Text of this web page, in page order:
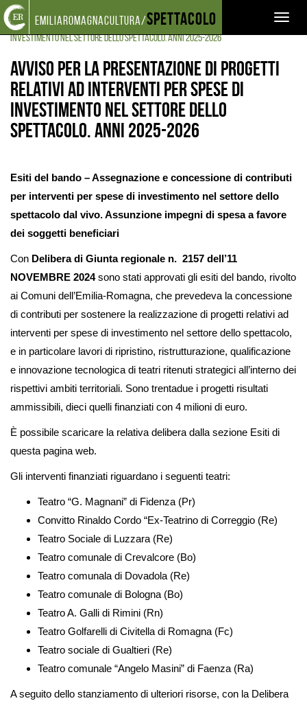
Torna
alla
home
Cerca
nel
sito
Salta
ai
contenuti
Salta
al
menu
emiliaromagnacultura/Spettacolo
FINANZIAMENTI
BANDI
AVVISO PER LA PRESENTAZIONE DI PROGETTI RELATIVI AD INTERVENTI PER SPESE DI
INVESTIMENTO NEL SETTORE DELLO SPETTACOLO. ANNI 2025-2026
Avviso per la presentazione di progetti
relativi ad interventi per spese di
investimento nel settore dello
spettacolo. Anni 2025-2026
Esiti del bando – Assegnazione e concessione di contributi
per interventi per spese di investimento nel settore dello
spettacolo dal vivo. Assunzione impegni di spesa a favore
dei soggetti beneficiari
Con Delibera di Giunta regionale n. 2157 dell’11
NOVEMBRE 2024sono stati approvati gli esiti del bando, rivolto
ai Comuni dell’Emilia-Romagna, che prevedeva la concessione
di contributi per sostenere la realizzazione di progetti relativi ad
interventi per spese di investimento nel settore dello spettacolo,
e in particolare lavori di ripristino, ristrutturazione, qualificazione
e innovazione tecnologica di teatri ritenuti strategici all’interno dei
rispettivi ambiti territoriali. Sono trentadue i progetti risultati
ammissibili, dieci quelli finanziati con 4 milioni di euro.
È possibile scaricare la relativa delibera dalla sezione Esiti di
questa pagina web.
Gli interventi finanziati riguardano i seguenti teatri:
Teatro “G. Magnani” di Fidenza (Pr)
Convitto Rinaldo Cordo “Ex-Teatrino di Correggio (Re)
Teatro Sociale di Luzzara (Re)
Teatro comunale di Crevalcore (Bo)
Teatro comunala di Dovadola (Re)
Teatro comunale di Bologna (Bo)
Teatro A. Galli di Rimini (Rn)
Teatro Golfarelli di Civitella di Romagna (Fc)
Teatro sociale di Gualtieri (Re)
Teatro comunale “Angelo Masini” di Faenza (Ra)
A seguito dello stanziamento di ulteriori risorse, con la Delibera